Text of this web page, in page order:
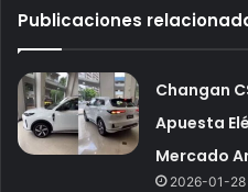
Publicaciones
Changan
Apuesta
Mercado
2026-01-28